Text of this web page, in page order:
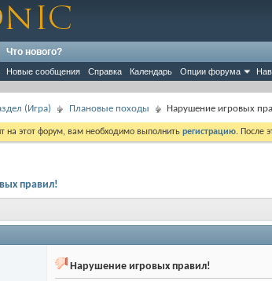
Новые сообщения Справка Календарь Опции форума
Что нового?
(Игра) Плановые походы Нарушение игровых
на этот форум, вам необходимо выполнить регистрацию. После
правил!
Нарушение игровых правил!